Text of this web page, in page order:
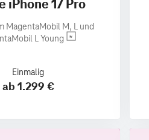
iPhone 17 Pro
MagentaMobil M, L und
L Young
Einmalig
ab 1.299 €